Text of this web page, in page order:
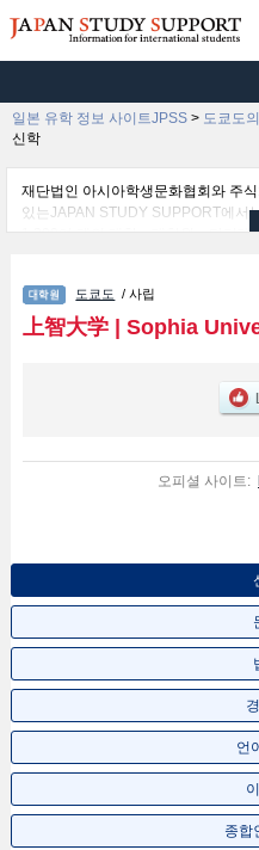
일본 유학 정보 사이트JPSS > 도쿄도
신학
재단법인 아시아학생문화협회와 주
있는JAPAN STUDY SUPPORT에서
1,300여 개의 대학・대학원・단기대
경제학및언어 과학및이공학및종합인
Applied Religious Studies 등의 연구
시정보, 시설안내, 교통정보 등 외국
도쿄도 / 사립
上智大学| Sophia
오피셜 사이트:
언
종합